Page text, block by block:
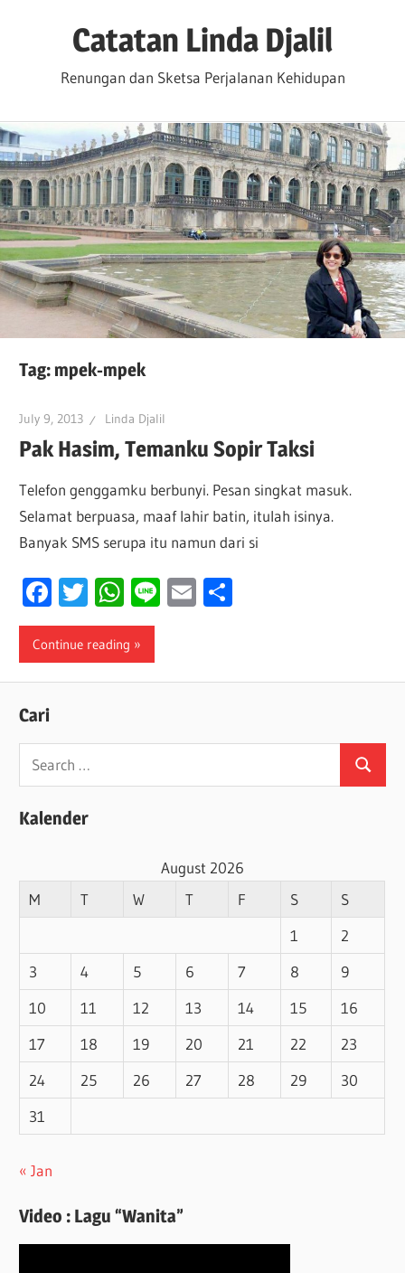
Catatan Linda Djalil
Renungan dan Sketsa Perjalanan Kehidupan
Tag:mpek-mpek
July 9, 2013 Linda Djalil
Pak Hasim, Temanku Sopir Taksi
Telefon genggamku berbunyi. Pesan singkat masuk.
Selamat berpuasa, maaf lahir batin, itulah isinya.
Banyak SMS serupa itu namun dari si
Facebook
Twitter
WhatsApp
LineEmail
Continue reading
Cari
Search
for:
Search
Kalender
August 2026
M
T W T F S
S
1
2
3
4 5 6 7 8
9
10
11 12 13 14 15
16
17
18 19 20 21 22
23
24
25 26 27 28 29
30
31
« Jan
Video : Lagu “Wanita”